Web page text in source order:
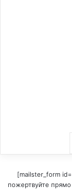
[mailster_form
пожертвуйте прямо